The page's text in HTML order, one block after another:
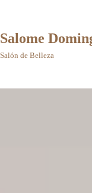
Salome
Salón de Belleza